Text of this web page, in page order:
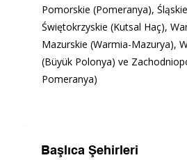
Pomorskie (Pomeranya),
Świętokrzyskie (Kutsal Haç),
Mazurskie (Warmia-Mazurya),
(Büyük Polonya) ve
Pomeranya)
Başlıca Şehirleri